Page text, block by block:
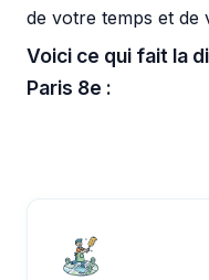
de votre temps et de
Voici ce qui fait la
Paris 8e :